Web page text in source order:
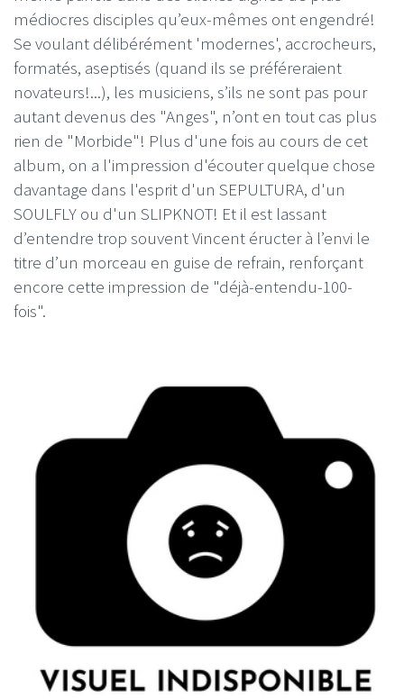
médiocres disciples qu’eux-mêmes ont engendré!
Se voulant délibérément 'modernes', accrocheurs,
formatés, aseptisés (quand ils se préféreraient
novateurs!...), les musiciens, s’ils ne sont pas pour
autant devenus des "Anges", n’ont en tout cas plus
rien de "Morbide"! Plus d'une fois au cours de cet
album, on a l'impression d'écouter quelque chose
davantage dans l'esprit d'un SEPULTURA, d'un
SOULFLY ou d'un SLIPKNOT! Et il est lassant
d’entendre trop souvent Vincent éructer à l’envi le
titre d’un morceau en guise de refrain, renforçant
encore cette impression de "déjà-entendu-100-
fois".